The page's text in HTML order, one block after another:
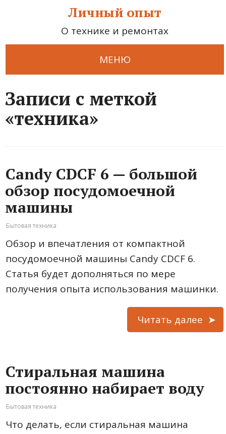
Личный опыт
О технике и ремонтах
МЕНЮ
Записи с меткой
«техника»
Candy CDCF 6 — большой
обзор посудомоечной
машины
Бытовая техника
Обзор и впечатления от компактной
посудомоечной машины Candy CDCF 6.
Статья будет дополняться по мере
получения опыта использования машинки.
Читать далее
Стиральная машина
постоянно набирает воду
Бытовая техника
Что делать, если стиральная машина